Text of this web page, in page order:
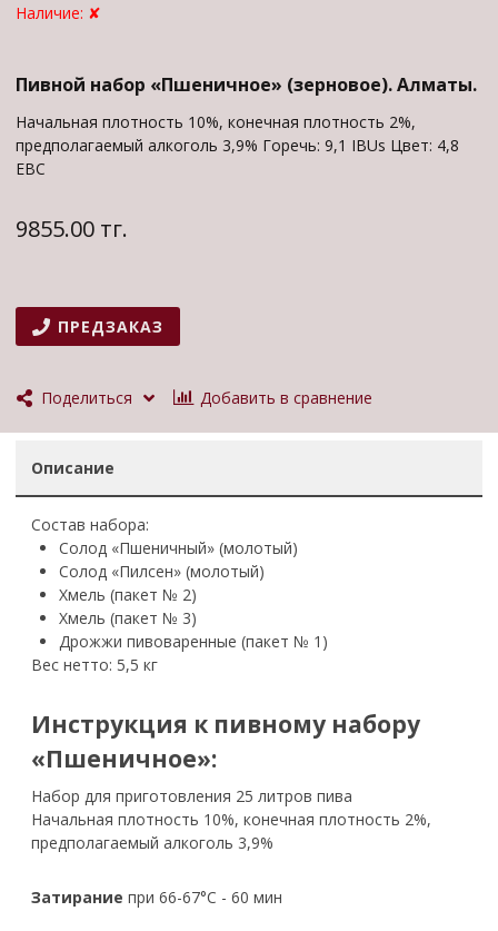
Наличие: ✘
Пивной набор «Пшеничное» (зерновое). Алматы.
Начальная плотность 10%, конечная плотность 2%,
предполагаемый алкоголь 3,9% Горечь: 9,1 IBUs Цвет: 4,8
EBC
9855.00 тг.
ПРЕДЗАКАЗ
Поделиться Добавить в сравнение
Описание
Состав набора:
Солод «Пшеничный» (молотый)
Солод «Пилсен» (молотый)
Хмель (пакет № 2)
Хмель (пакет № 3)
Дрожжи пивоваренные (пакет № 1)
Вес нетто: 5,5 кг
Инструкция к пивному набору
«Пшеничное»:
Набор для приготовления 25 литров пива
Начальная плотность 10%, конечная плотность 2%,
предполагаемый алкоголь 3,9%
Затирание при 66-67°С - 60 мин